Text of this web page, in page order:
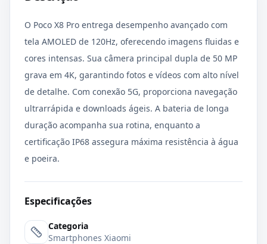
O Poco X8 Pro entrega desempenho avançado com
tela AMOLED de 120Hz, oferecendo imagens fluidas e
cores intensas. Sua câmera principal dupla de 50 MP
grava em 4K, garantindo fotos e vídeos com alto nível
de detalhe. Com conexão 5G, proporciona navegação
ultrarrápida e downloads ágeis. A bateria de longa
duração acompanha sua rotina, enquanto a
certificação IP68 assegura máxima resistência à água
e poeira.
Especificações
Categoria
Smartphones Xiaomi